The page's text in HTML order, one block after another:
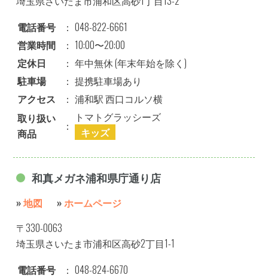
電話番号
： 048-822-6661
営業時間
： 10:00〜20:00
定休日
： 年中無休 (年末年始を除く)
駐車場
： 提携駐車場あり
アクセス
： 浦和駅 西口コルソ横
取り扱い
商品
：
トマトグラッシーズ
キッズ
和真メガネ浦和県庁通り店
»地図 »ホームページ
〒330-0063
埼玉県さいたま市浦和区高砂2丁目1-1
電話番号
： 048-824-6670